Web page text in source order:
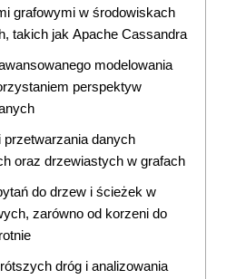
grafowymi w środowiskach
takich jak Apache Cassandra
modelowania
perspektyw
przetwarzania danych
oraz drzewiastych w grafach
do drzew i ścieżek w
zarówno od korzeni do
dróg i analizowania